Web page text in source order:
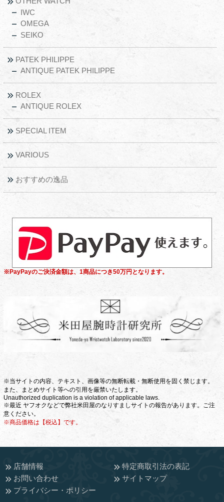
IWC
OMEGA
SEIKO
PATEK PHILIPPE
ANTIQUE PATEK PHILIPPE
ROLEX
ANTIQUE ROLEX
SPECIAL ITEM
VARIOUS
おすすめの逸品
※PayPayのご決済金額は、1商品につき50万円となります。
※当サイトの内容、テキスト、画像等の無断転載・無断使用を固く禁じます。
また、まとめサイト等への引用を厳禁いたします。
Unauthorized duplication is a violation of applicable laws.
※最近 ヤフオクなどで弊社米田屋のなりすましサイトの報告があります。ご注
意ください。
※商品価格は【税込】です。
店舗情報
特定商取引法の表記
お問い合わせ
サイトマップ
プライバシー・ポリシー